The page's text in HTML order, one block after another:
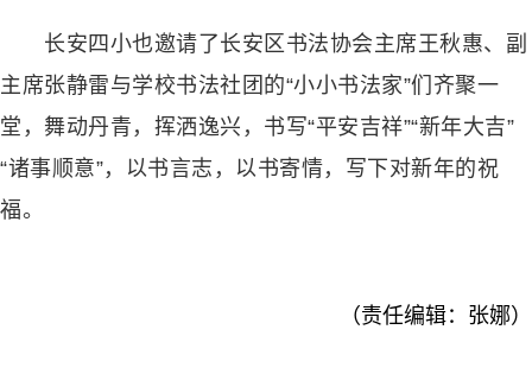
长安四小也邀请了长安区书法协会主席王秋惠、副
主席张静雷与学校书法社团的“小小书法家”们齐聚一
堂，舞动丹青，挥洒逸兴，书写“平安吉祥”“新年大吉”
“诸事顺意”，以书言志，以书寄情，写下对新年的祝
福。
（责任编辑：张娜）